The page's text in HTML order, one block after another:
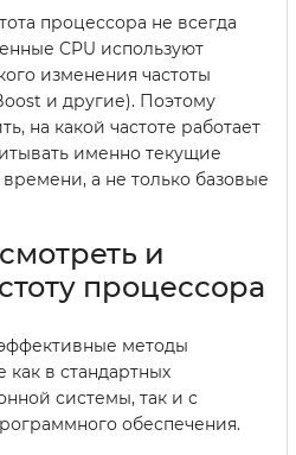
процессора не всегда
CPU используют
изменения частоты
и другие). Поэтому
на какой частоте работает
именно текущие
а не только базовые
и
процессора
методы
как в стандартных
системы, так и с
обеспечения.